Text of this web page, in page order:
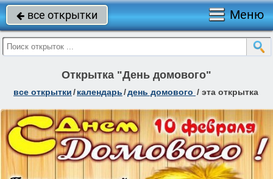
 все открытки Меню
Открытка "День домового"
все открытки/календарь/день домового / эта открытка